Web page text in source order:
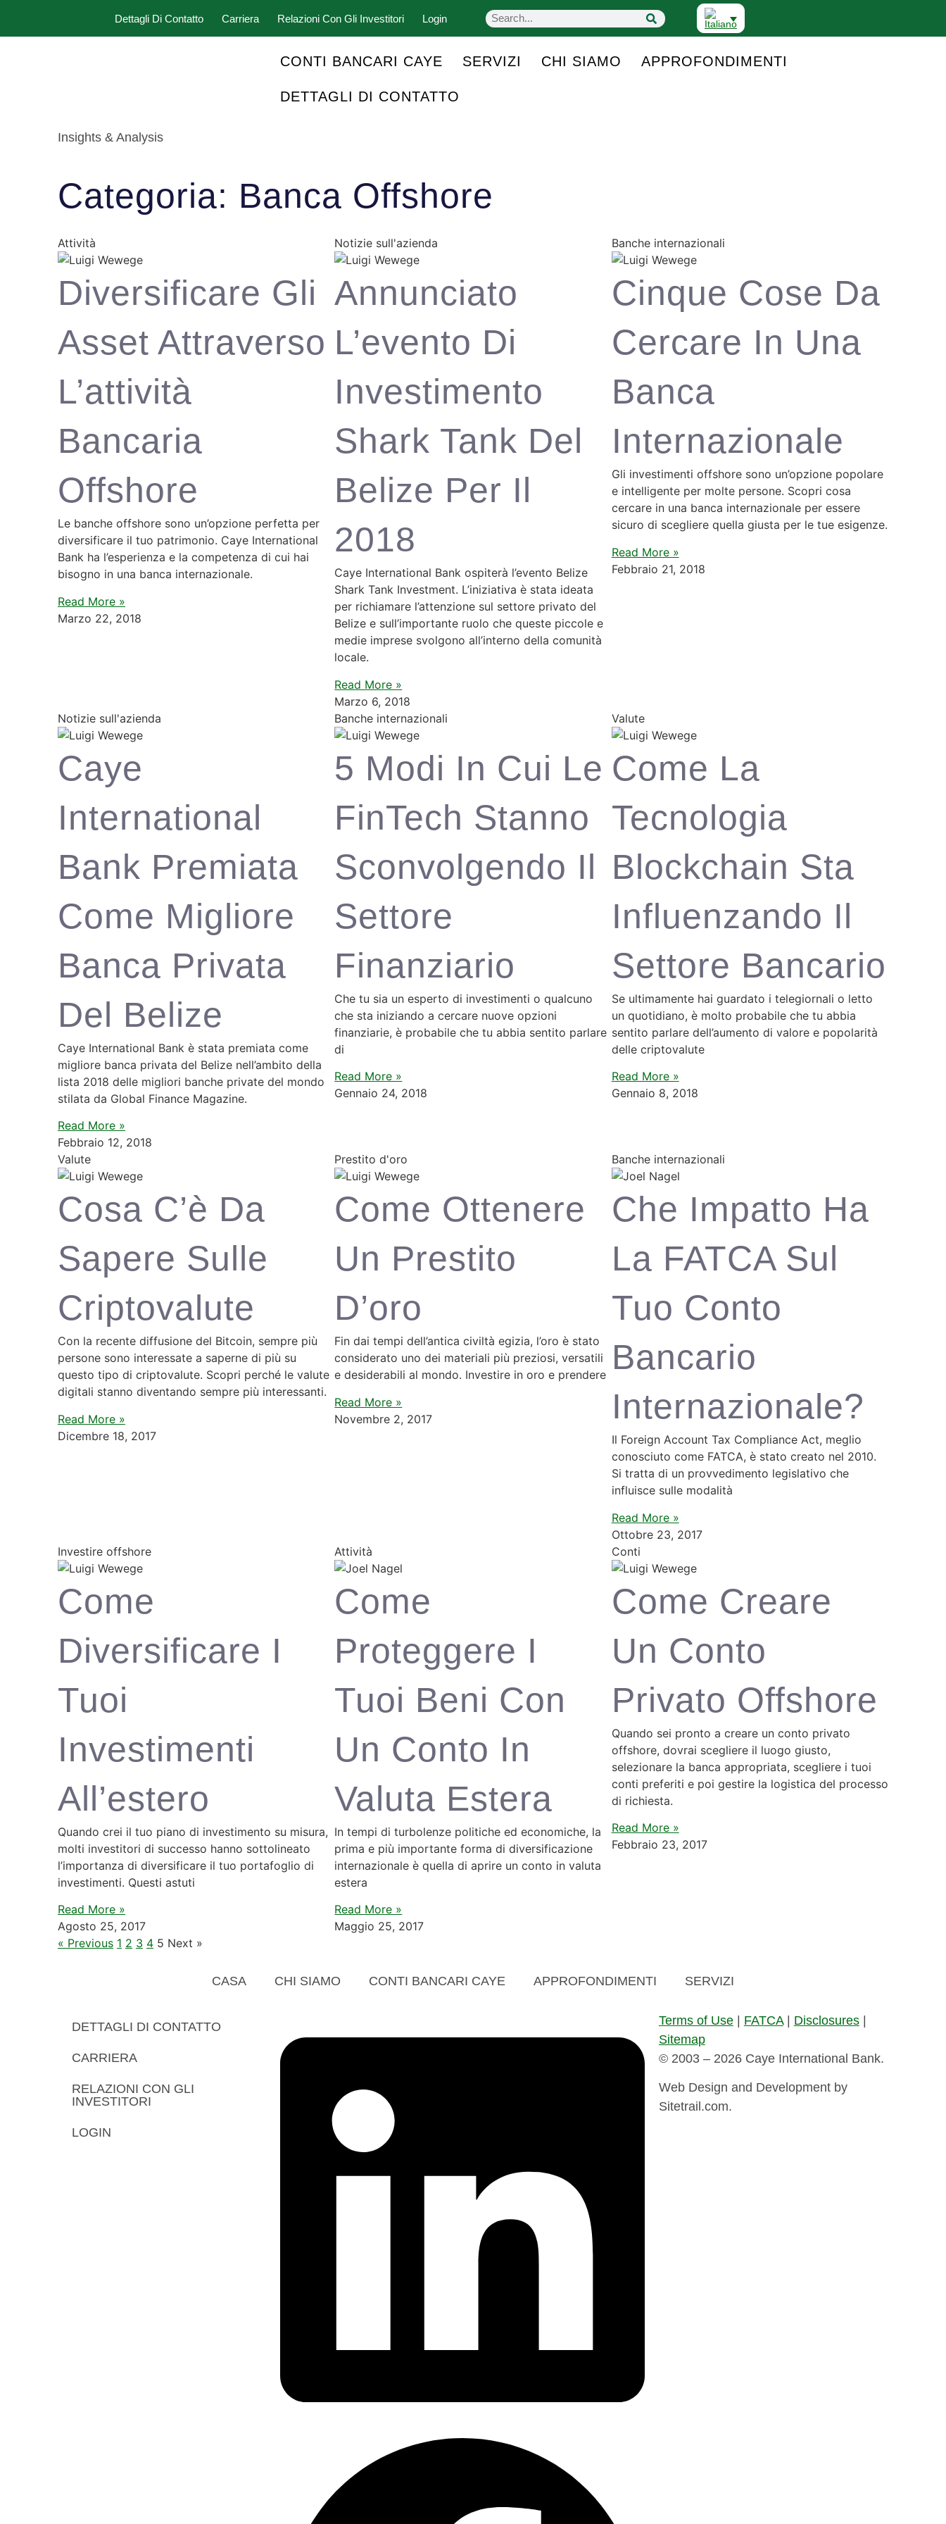
Dettagli Di Contatto Carriera Relazioni Con Gli Investitori Login
CONTI BANCARI CAYE SERVIZI CHI SIAMO APPROFONDIMENTI
DETTAGLI DI CONTATTO
Insights & Analysis
Categoria: Banca Offshore
Attività
Diversificare Gli
Asset Attraverso
L’attività
Bancaria
Offshore
Le banche offshore sono un’opzione perfetta per
diversificare il tuo patrimonio. Caye International
Bank ha l’esperienza e la competenza di cui hai
bisogno in una banca internazionale.
Read More »
Marzo 22, 2018
Notizie sull'azienda
Annunciato
L’evento Di
Investimento
Shark Tank Del
Belize Per Il
2018
Caye International Bank ospiterà l’evento Belize
Shark Tank Investment. L’iniziativa è stata ideata
per richiamare l’attenzione sul settore privato del
Belize e sull’importante ruolo che queste piccole e
medie imprese svolgono all’interno della comunità
locale.
Read More »
Marzo 6, 2018
Banche internazionali
Cinque Cose Da
Cercare In Una
Banca
Internazionale
Gli investimenti offshore sono un’opzione popolare
e intelligente per molte persone. Scopri cosa
cercare in una banca internazionale per essere
sicuro di scegliere quella giusta per le tue esigenze.
Read More »
Febbraio 21, 2018
Notizie sull'azienda
Caye
International
Bank Premiata
Come Migliore
Banca Privata
Del Belize
Caye International Bank è stata premiata come
migliore banca privata del Belize nell’ambito della
lista 2018 delle migliori banche private del mondo
stilata da Global Finance Magazine.
Read More »
Febbraio 12, 2018
Banche internazionali
5 Modi In Cui Le
FinTech Stanno
Sconvolgendo Il
Settore
Finanziario
Che tu sia un esperto di investimenti o qualcuno
che sta iniziando a cercare nuove opzioni
finanziarie, è probabile che tu abbia sentito parlare
di
Read More »
Gennaio 24, 2018
Valute
Come La
Tecnologia
Blockchain Sta
Influenzando Il
Settore Bancario
Se ultimamente hai guardato i telegiornali o letto
un quotidiano, è molto probabile che tu abbia
sentito parlare dell’aumento di valore e popolarità
delle criptovalute
Read More »
Gennaio 8, 2018
Valute
Cosa C’è Da
Sapere Sulle
Criptovalute
Con la recente diffusione del Bitcoin, sempre più
persone sono interessate a saperne di più su
questo tipo di criptovalute. Scopri perché le valute
digitali stanno diventando sempre più interessanti.
Read More »
Dicembre 18, 2017
Prestito d'oro
Come Ottenere
Un Prestito
D’oro
Fin dai tempi dell’antica civiltà egizia, l’oro è stato
considerato uno dei materiali più preziosi, versatili
e desiderabili al mondo. Investire in oro e prendere
Read More »
Novembre 2, 2017
Banche internazionali
Che Impatto Ha
La FATCA Sul
Tuo Conto
Bancario
Internazionale?
Il Foreign Account Tax Compliance Act, meglio
conosciuto come FATCA, è stato creato nel 2010.
Si tratta di un provvedimento legislativo che
influisce sulle modalità
Read More »
Ottobre 23, 2017
Investire offshore
Come
Diversificare I
Tuoi
Investimenti
All’estero
Quando crei il tuo piano di investimento su misura,
molti investitori di successo hanno sottolineato
l’importanza di diversificare il tuo portafoglio di
investimenti. Questi astuti
Read More »
Agosto 25, 2017
Attività
Come
Proteggere I
Tuoi Beni Con
Un Conto In
Valuta Estera
In tempi di turbolenze politiche ed economiche, la
prima e più importante forma di diversificazione
internazionale è quella di aprire un conto in valuta
estera
Read More »
Maggio 25, 2017
Conti
Come Creare
Un Conto
Privato Offshore
Quando sei pronto a creare un conto privato
offshore, dovrai scegliere il luogo giusto,
selezionare la banca appropriata, scegliere i tuoi
conti preferiti e poi gestire la logistica del processo
di richiesta.
Read More »
Febbraio 23, 2017
« Previous 1 2 3 4 5 Next »
CASA CHI SIAMO CONTI BANCARI CAYE APPROFONDIMENTI SERVIZI
DETTAGLI DI CONTATTO
CARRIERA
RELAZIONI CON GLI
INVESTITORI
LOGIN
Terms of Use| FATCA| Disclosures|
Sitemap
© 2003 – 2026 Caye International Bank.
Web Design and Development by
Sitetrail.com.